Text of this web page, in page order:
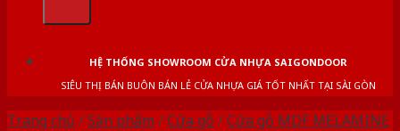
HỆ THỐNG SHOWROOM CỬA NHỰA SAIGONDOOR
SIÊU THỊ BÁN BUÔN BÁN LẺ CỬA NHỰA GIÁ TỐT NHẤT TẠI SÀI GÒN
Trang chủ /Sản phẩm /Cửa gỗ /Cửa gỗ MDF MELAMINE